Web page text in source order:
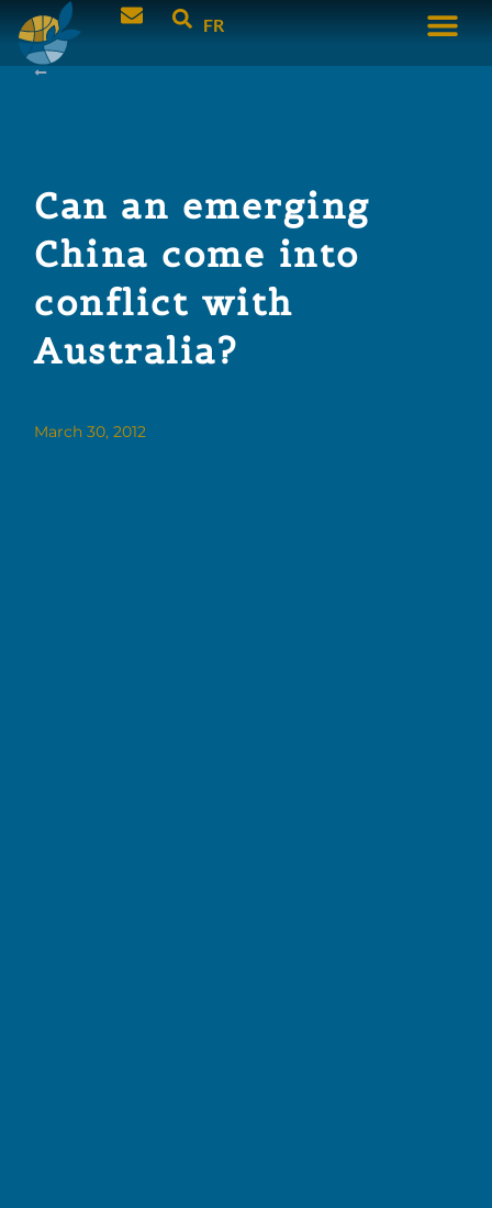
FR
Can an emerging
China come into
conflict with
Australia?
March 30, 2012